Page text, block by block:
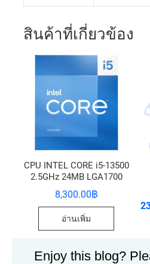
สินค้าที่เกี่ยวข้อง
CPU INTEL CORE i5-13500
2.5GHz 24MB LGA1700
8,300.00฿
อ่านเพิ่ม
Enjoy this blog?